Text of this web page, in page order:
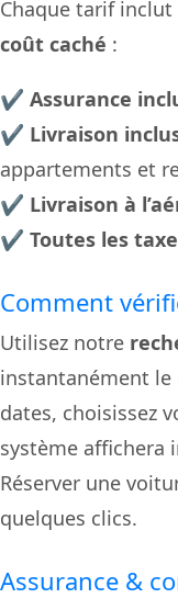
Chaque tarif inclut
coût caché :
✔ Assurance
✔ Livraison
appartements et
✔ Livraison à
✔ Toutes les
Comment
Utilisez notre
instantanément le
dates, choisissez
système affichera
Réserver une
quelques clics.
Assurance &